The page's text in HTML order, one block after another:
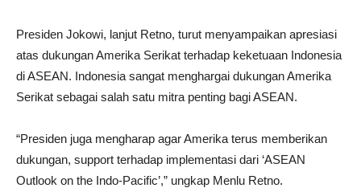
Presiden Jokowi, lanjut Retno, turut menyampaikan apresiasi
atas dukungan Amerika Serikat terhadap keketuaan Indonesia
di ASEAN. Indonesia sangat menghargai dukungan Amerika
Serikat sebagai salah satu mitra penting bagi ASEAN.
“Presiden juga mengharap agar Amerika terus memberikan
dukungan, support terhadap implementasi dari ‘ASEAN
Outlook on the Indo-Pacific’,” ungkap Menlu Retno.